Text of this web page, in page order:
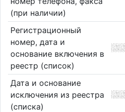
(при наличии)
Регистрационный
номер, дата и
основание включения в
реестр (список)
Дата и основание
исключения из реестра
(списка)